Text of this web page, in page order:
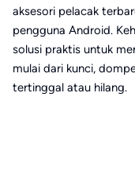
aksesori pelacak
pengguna Android.
solusi praktis untuk
mulai dari kunci,
tertinggal atau hilang.